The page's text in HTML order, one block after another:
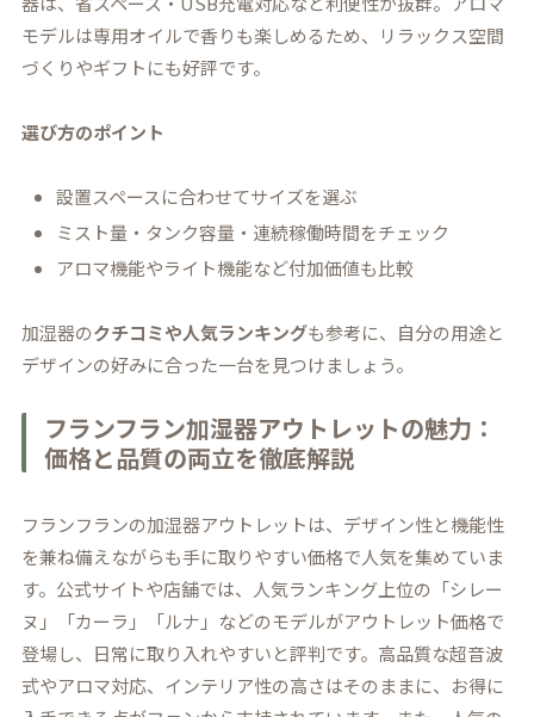
モデルは専用オイルで香りも楽しめるため、リラックス空間
づくりやギフトにも好評です。
選び方のポイント
設置スペースに合わせてサイズを選ぶ
ミスト量・タンク容量・連続稼働時間をチェック
アロマ機能やライト機能など付加価値も比較
加湿器のクチコミや人気ランキングも参考に、自分の用途と
デザインの好みに合った一台を見つけましょう。
フランフラン加湿器アウトレットの魅力：
価格と品質の両立を徹底解説
フランフランの加湿器アウトレットは、デザイン性と機能性
を兼ね備えながらも手に取りやすい価格で人気を集めていま
す。公式サイトや店舗では、人気ランキング上位の「シレー
ヌ」「カーラ」「ルナ」などのモデルがアウトレット価格で
登場し、日常に取り入れやすいと評判です。高品質な超音波
式やアロマ対応、インテリア性の高さはそのままに、お得に